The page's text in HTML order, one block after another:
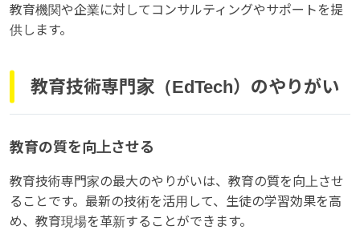
教育機関や企業に対してコンサルティングやサポートを提
供します。
教育技術専門家（EdTech）のやりがい
教育の質を向上させる
教育技術専門家の最大のやりがいは、教育の質を向上させ
ることです。最新の技術を活用して、生徒の学習効果を高
め、教育現場を革新することができます。